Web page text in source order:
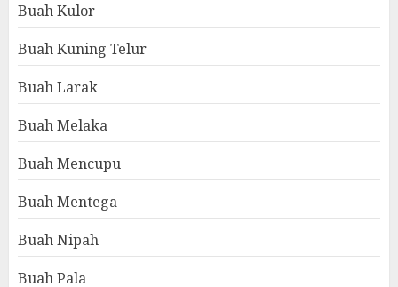
Buah Kulor
Buah Kuning Telur
Buah Larak
Buah Melaka
Buah Mencupu
Buah Mentega
Buah Nipah
Buah Pala